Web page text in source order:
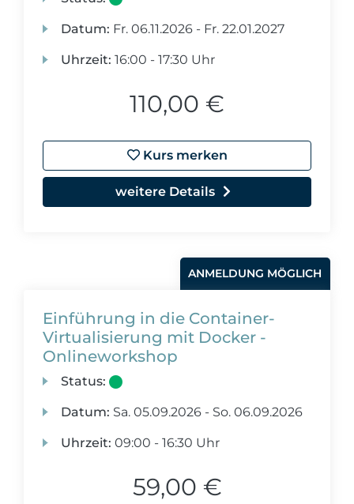
Datum: Fr. 06.11.2026 - Fr. 22.01.2027
Uhrzeit: 16:00 - 17:30 Uhr
110,00 €
Kurs merken
weitere Details
ANMELDUNG MÖGLICH
Einführung in die Container-
Virtualisierung mit Docker -
Onlineworkshop
Status:
Datum: Sa. 05.09.2026 - So. 06.09.2026
Uhrzeit: 09:00 - 16:30 Uhr
59,00 €